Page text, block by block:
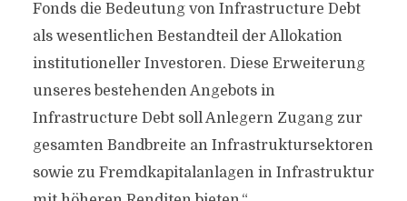
Fonds die Bedeutung von Infrastructure Debt
als wesentlichen Bestandteil der Allokation
institutioneller Investoren. Diese Erweiterung
unseres bestehenden Angebots in
Infrastructure Debt soll Anlegern Zugang zur
gesamten Bandbreite an Infrastruktursektoren
sowie zu Fremdkapitalanlagen in Infrastruktur